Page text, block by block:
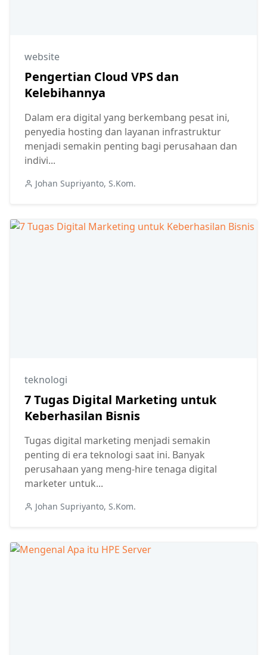
website
Pengertian Cloud VPS dan
Kelebihannya
Dalam era digital yang berkembang pesat ini,
penyedia hosting dan layanan infrastruktur
menjadi semakin penting bagi perusahaan dan
indivi...
Johan Supriyanto, S.Kom.
teknologi
7 Tugas Digital Marketing untuk
Keberhasilan Bisnis
Tugas digital marketing menjadi semakin
penting di era teknologi saat ini. Banyak
perusahaan yang meng-hire tenaga digital
marketer untuk...
Johan Supriyanto, S.Kom.